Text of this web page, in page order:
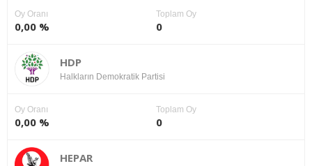
Oy Oranı
0,00 %
Toplam Oy
0
HDP
Halkların Demokratik Partisi
Oy Oranı
0,00 %
Toplam Oy
0
HEPAR